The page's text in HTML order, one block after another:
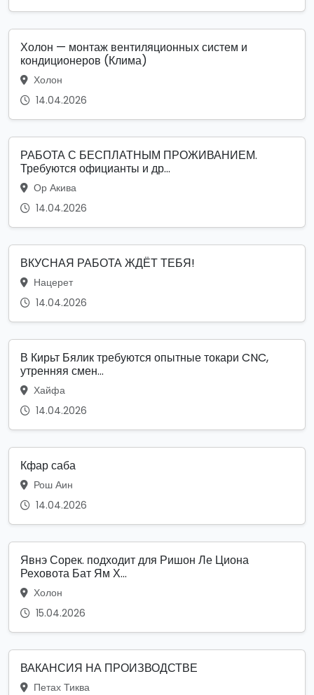
Холон — монтаж вентиляционных систем и
кондиционеров (Клима)
Холон
14.04.2026
РАБОТА С БЕСПЛАТНЫМ ПРОЖИВАНИЕМ.
Требуются официанты и др...
Ор Акива
14.04.2026
ВКУСНАЯ РАБОТА ЖДЁТ ТЕБЯ!
Нацерет
14.04.2026
В Кирьт Бялик требуются опытные токари CNC,
утренняя смен...
Хайфа
14.04.2026
Кфар саба
Рош Аин
14.04.2026
Явнэ Сорек. подходит для Ришон Ле Циона
Реховота Бат Ям Х...
Холон
15.04.2026
ВАКАНСИЯ НА ПРОИЗВОДСТВЕ
Петах Тиква